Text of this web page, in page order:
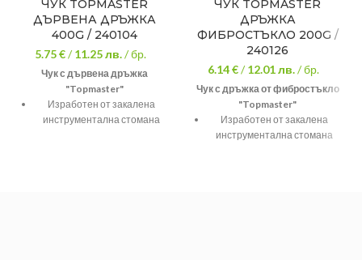
ЧУК TOPMASTER
ДЪРВЕНА ДРЪЖКА
400G / 240104
5.75 €/11.25лв./ бр.
Чук с дървена дръжка
"Topmaster"
Изработен от закалена
инструментална стомана
ЧУК TOPMASTER
ДРЪЖКА
ФИБРОСТЪКЛО 200G /
240126
6.14 €/12.01лв./ бр.
Чук с дръжка от фибростъкло
"Topmaster"
Изработен от закалена
инструментална стомана